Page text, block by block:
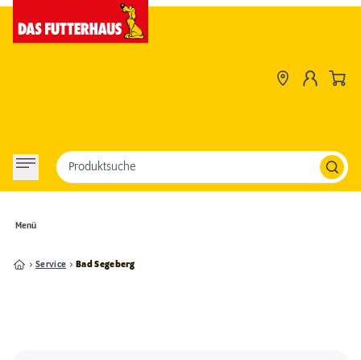
Menü
Produktsuche
Service Bad Segeberg